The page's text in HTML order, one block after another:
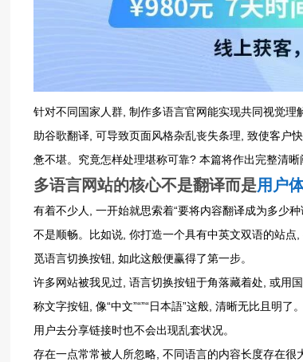
针对不同国家人群, 制作多语言官网能实现共同视觉
助谷歌翻译, 可导致页面风格杂乱丧失条理, 致使客户
惫不堪。究竟怎样处理堪称可靠? 本篇将作出完整清晰
多语言网站的核心不是翻译而是用户
有着不少人, 一开始就思索着“要将内容翻译成为多少
不是顺畅。比如说, 你打造一个具有中英文双语的站
觅语言切换按钮, 如此这般便赢得了第一步。
许多网站被我见过, 语言切换按钮于角落藏着处, 或用
称文字按钮, 像“中文”“”“日本語”这般, 清晰无比且明
用户去分享链接时也不会出现乱套状况。
存在一点常常被人所忽略, 不同语言的内容长度存在